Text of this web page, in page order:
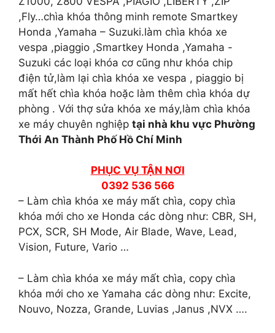
,Fly…chìa khóa thông minh remote Smartkey
Honda ,Yamaha – Suzuki.làm chìa khóa xe
vespa ,piaggio ,Smartkey Honda ,Yamaha -
Suzuki các loại khóa cơ cũng như khóa chip
điện tử,làm lại chìa khóa xe vespa , piaggio bị
mất hết chìa khóa hoặc làm thêm chìa khóa dự
phòng . Với thợ sửa khóa xe máy,làm chìa khóa
xe máy chuyên nghiệp tại nhà khu vực Phường
Thới An Thành Phố Hồ Chí Minh
PHỤC VỤ TẬN NƠI
0392 536 566
– Làm chìa khóa xe máy mất chìa, copy chìa
khóa mới cho xe Honda các dòng như: CBR, SH,
PCX, SCR, SH Mode, Air Blade, Wave, Lead,
Vision, Future, Vario …
– Làm chìa khóa xe máy mất chìa, copy chìa
khóa mới cho xe Yamaha các dòng như: Excite,
Nouvo, Nozza, Grande, Luvias ,Janus ,NVX ….